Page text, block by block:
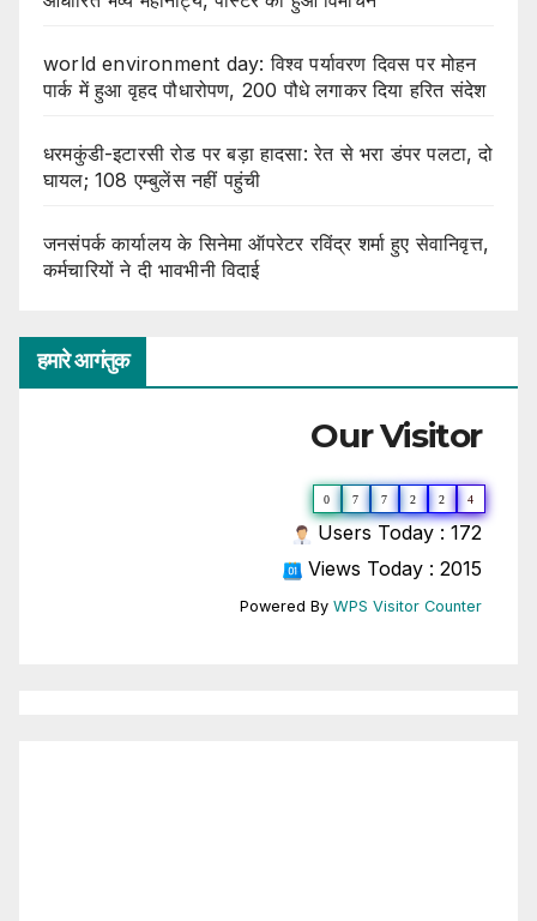
world environment day: विश्व पर्यावरण दिवस पर मोहन
पार्क में हुआ वृहद पौधारोपण, 200 पौधे लगाकर दिया हरित संदेश
धरमकुंडी-इटारसी रोड पर बड़ा हादसा: रेत से भरा डंपर पलटा, दो
घायल; 108 एम्बुलेंस नहीं पहुंची
जनसंपर्क कार्यालय के सिनेमा ऑपरेटर रविंद्र शर्मा हुए सेवानिवृत्त,
कर्मचारियों ने दी भावभीनी विदाई
हमारे आगंतुक
Our Visitor
0 7 7 2 2 4
Users Today : 172
Views Today : 2015
Powered By WPS Visitor Counter